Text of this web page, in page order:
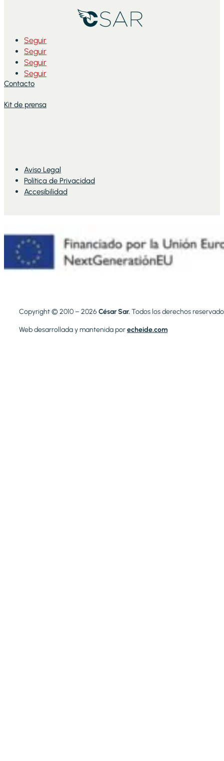
Seguir
Seguir
Seguir
Seguir
Contacto
Kit de prensa
Aviso Legal
Política de Privacidad
Accesibilidad
Copyright © 2010 – 2026 César Sar.Todos los derechos
Web desarrollada y mantenida porecheide.com